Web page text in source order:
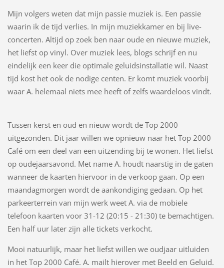
Mijn volgers weten dat mijn passie muziek is. Een passie
waarin ik de tijd verlies. In mijn muziekkamer en bij live-
concerten. Altijd op zoek ben naar oude en nieuwe muziek,
het liefst op vinyl. Over muziek lees, blogs schrijf en nu
eindelijk een keer die optimale geluidsinstallatie wil. Naast
tijd kost het ook de nodige centen. Er komt muziek voorbij
waar A. helemaal niets mee heeft of zelfs waardeloos vindt.
Tussen kerst en oud en nieuw wordt de Top 2000
uitgezonden. Dit jaar willen we opnieuw naar het Top 2000
Café om een deel van een uitzending bij te wonen. Het liefst
op oudejaarsavond. Met name A. houdt naarstig in de gaten
wanneer de kaarten hiervoor in de verkoop gaan. Op een
maandagmorgen wordt de aankondiging gedaan. Op het
parkeerterrein van mijn werk weet A. via de mobiele
telefoon kaarten voor 31-12 (20:15 - 21:30) te bemachtigen.
Een half uur later zijn alle tickets verkocht.
Mooi natuurlijk, maar het liefst willen we oudjaar uitluiden
in het Top 2000 Café. A. mailt hierover met Beeld en Geluid.